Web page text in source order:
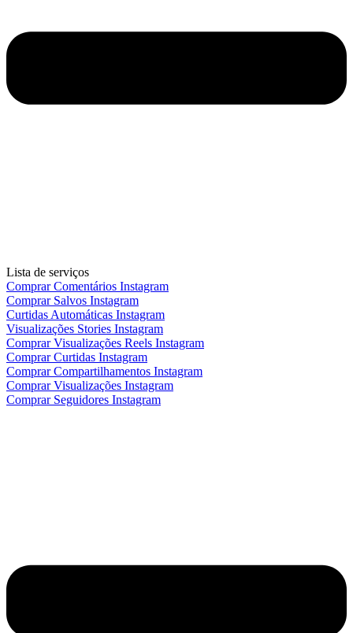
Lista de serviços
Comprar Comentários Instagram
Comprar Salvos Instagram
Curtidas Automáticas Instagram
Visualizações Stories Instagram
Comprar Visualizações Reels Instagram
Comprar Curtidas Instagram
Comprar Compartilhamentos Instagram
Comprar Visualizações Instagram
Comprar Seguidores Instagram